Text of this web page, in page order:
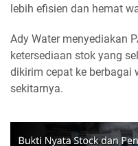
lebih efisien dan hemat
Ady Water menyediakan
ketersediaan stok yang
dikirim cepat ke berbagai
sekitarnya.